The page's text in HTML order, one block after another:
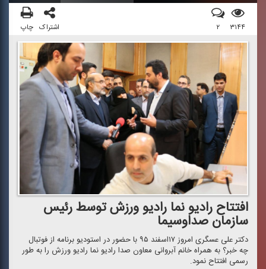
۳۱۴۴ ۲ اشتراک چاپ
افتتاح رادیو نما رادیو ورزش توسط رئیس
سازمان صداوسیما
دكتر علی عسگری امروز ۱۷اسفند ۹۵ با حضور در استودیو برنامه از فوتبال
چه خبر؟ به همراه خانم آبروانی معاون صدا رادیو نما رادیو ورزش را به طور
رسمی افتتاح نمود.